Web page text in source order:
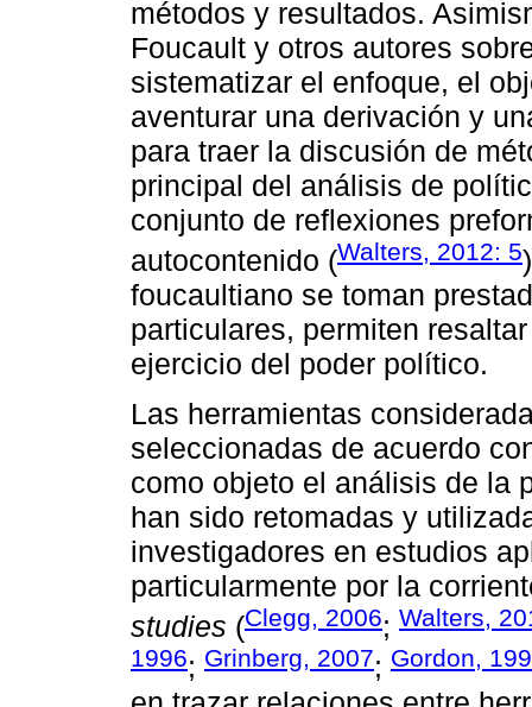
métodos y resultados.
Foucault y otros autores
sistematizar el enfoque, el
aventurar una derivación y
para traer la discusión de
principal del análisis de
conjunto de reflexiones
autocontenido (Walters, 2012: 5
foucaultiano se toman
particulares, permiten
ejercicio del poder político.
Las herramientas
seleccionadas de acuerdo
como objeto el análisis de la
han sido retomadas y
investigadores en estudios
particularmente por la
studies (Clegg, 2006; Walters,
1996; Grinberg, 2007; Gordon,